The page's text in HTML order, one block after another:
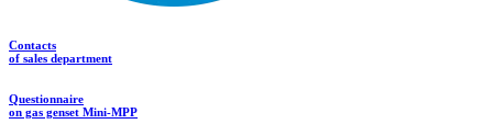
Contacts
of sales department
Questionnaire
on gas genset Mini-MPP